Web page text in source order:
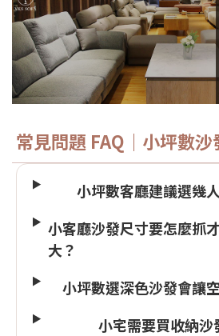
常見問題 FAQ｜小坪數沙
小坪數客廳建議選幾
小客廳沙發尺寸要怎麼抓
大？
小坪數選深色沙發會讓
小宅需要買收納沙